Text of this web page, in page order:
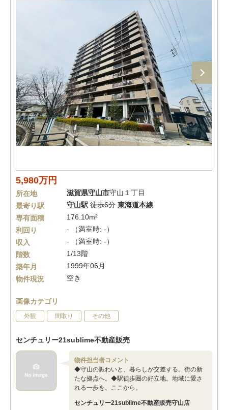
5,980万円
所在地 滋賀県守山市守山１丁目
最寄り駅
守山駅 徒歩6分 東海道本線
専有面積
176.10m²
利回り
- （満室時: -）
収入
- （満室時: -）
階数
1/13階
築年月
1999年06月
物件現況
空き
画像カテゴリ
外観 間取り その他
センチュリー21sublime不動産販売
物件担当者コメント
◆守山の賑わいと、暮らしが交差する。街の新
たな拠点へ。◆駅徒歩圏の好立地。地域に愛さ
れる一歩を、ここから。
センチュリー21sublime不動産販売守山店